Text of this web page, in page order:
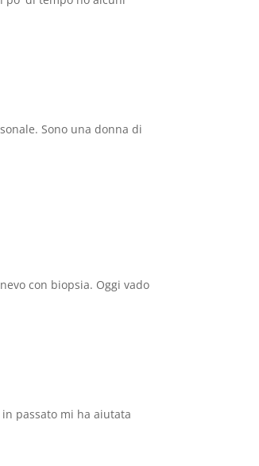
Sono una donna di
con biopsia. Oggi vado
in passato mi ha aiutata